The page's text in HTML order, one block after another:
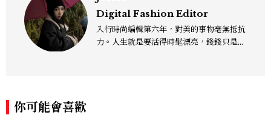
Digital Fashion Editor
入行時尚編輯第六年，對美的事物毫無抵抗
力。人生就是要活得時髦漂亮，錢錢只是變
你可能會喜歡